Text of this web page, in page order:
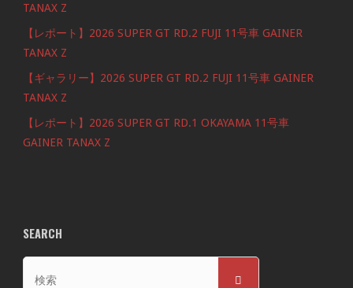
TANAX Z
【レポート】2026 SUPER GT RD.2 FUJI 11号車 GAINER
TANAX Z
【ギャラリー】2026 SUPER GT RD.2 FUJI 11号車 GAINER
TANAX Z
【レポート】2026 SUPER GT RD.1 OKAYAMA 11号車
GAINER TANAX Z
SEARCH
検